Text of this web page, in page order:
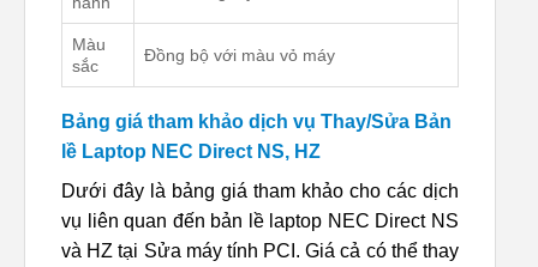
Màu
sắc
Đồng bộ với màu vỏ máy
Bảng giá tham khảo dịch vụ Thay/Sửa Bản
lề Laptop NEC Direct NS, HZ
Dưới đây là bảng giá tham khảo cho các dịch
vụ liên quan đến bản lề laptop NEC Direct NS
và HZ tại Sửa máy tính PCI. Giá cả có thể thay